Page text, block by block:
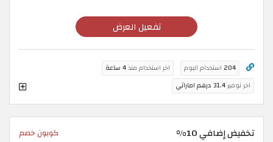
تفعيل العرض
204 استخدام اليوم اخر استخدام منذ4 ساعة
اخر توفير31.4 درهم اماراتي
تخفيض إضافي 10% كوبون خصم